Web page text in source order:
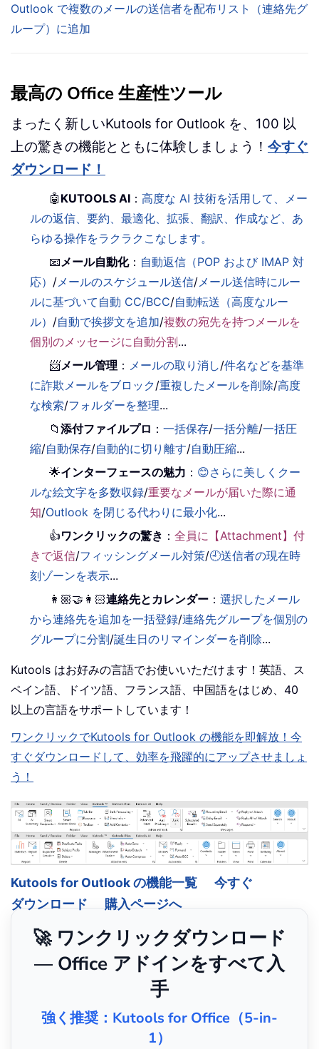
Outlook で複数のメールの送信者を配布リスト（連絡先グ
ループ）に追加
最高の Office 生産性ツール
まったく新しいKutools for Outlook を、100 以
上の驚きの機能とともに体験しましょう！ 今すぐ
ダウンロード！
🤖 KUTOOLS AI ：高度な AI 技術を活用して、メー
ルの返信、要約、最適化、拡張、翻訳、作成など、あ
らゆる操作をラクラクこなします。
📧 メール自動化： 自動返信（POP および IMAP 対
応） / メールのスケジュール送信/ メール送信時にルー
ルに基づいて自動 CC/BCC/自動転送（高度なルー
ル） /自動で挨拶文を追加/複数の宛先を持つメールを
個別のメッセージに自動分割...
📨メール管理 ： メールの取り消し/件名などを基準
に詐欺メールをブロック/重複したメールを削除/高度
な検索/フォルダーを整理...
📁添付ファイルプロ ：一括保存/一括分離/一括圧
縮/自動保存/自動的に切り離す/自動圧縮...
🌟インターフェースの魅力 ： 😊さらに美しくクー
ルな絵文字を多数収録/重要なメールが届いた際に通
知/Outlook を閉じる代わりに最小化...
👍ワンクリックの驚き ：全員に【Attachment】付
きで返信/フィッシングメール対策/🕘送信者の現在時
刻ゾーンを表示...
👩🏼‍🤝‍👩🏻連絡先とカレンダー ：選択したメール
から連絡先を追加を一括登録/連絡先グループを個別の
グループに分割/誕生日のリマインダーを削除...
Kutools はお好みの言語でお使いいただけます！英語、ス
ペイン語、ドイツ語、フランス語、中国語をはじめ、40
以上の言語をサポートしています！
ワンクリックでKutools for Outlook の機能を即解放！今
すぐダウンロードして、効率を飛躍的にアップさせましょ
う！
Kutools for Outlook の機能一覧
今すぐ
ダウンロード
購入ページへ
🚀 ワンクリックダウンロード
— Office アドインをすべて入
手
強く推奨：Kutools for Office（5-in-
1）